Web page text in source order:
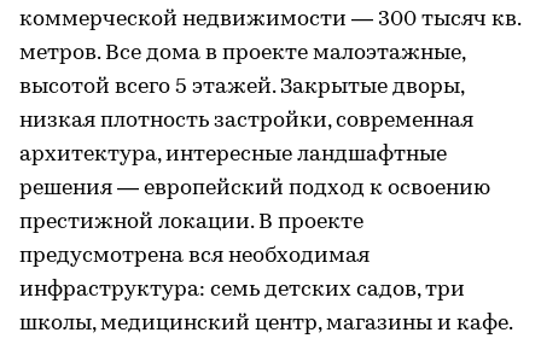
коммерческой недвижимости — 300 тысяч кв.
метров. Все дома в проекте малоэтажные,
высотой всего 5 этажей. Закрытые дворы,
низкая плотность застройки, современная
архитектура, интересные ландшафтные
решения — европейский подход к освоению
престижной локации. В проекте
предусмотрена вся необходимая
инфраструктура: семь детских садов, три
школы, медицинский центр, магазины и кафе.